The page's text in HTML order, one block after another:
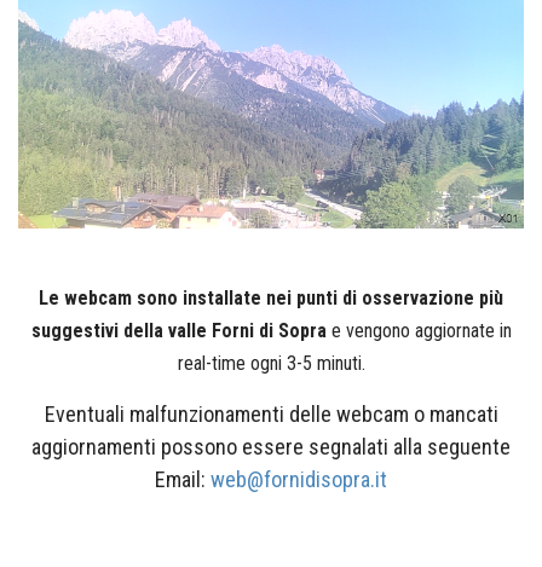
Le webcam sono installate nei punti di osservazione più
suggestivi della valle Forni di Sopra e vengono aggiornate in
real-time ogni 3-5 minuti.
Eventuali malfunzionamenti delle webcam o mancati
aggiornamenti possono essere segnalati alla seguente
Email: web@fornidisopra.it